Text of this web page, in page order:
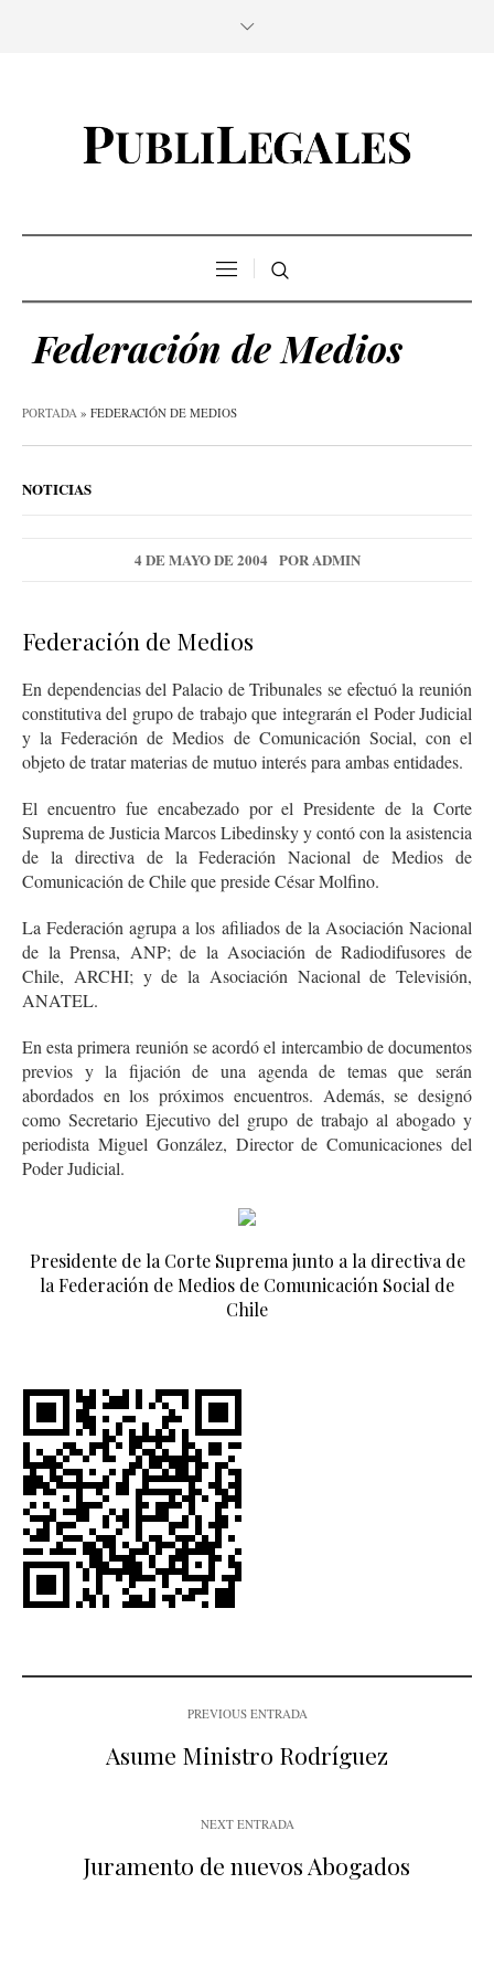
Federación de Medios
PORTADA » FEDERACIÓN DE MEDIOS
NOTICIAS
4 DE MAYO DE 2004 POR ADMIN
Federación de Medios
En dependencias del Palacio de Tribunales se efectuó la reunión
constitutiva del grupo de trabajo que integrarán el Poder Judicial
y la Federación de Medios de Comunicación Social, con el
objeto de tratar materias de mutuo interés para ambas entidades.
El encuentro fue encabezado por el Presidente de la Corte
Suprema de Justicia Marcos Libedinsky y contó con la asistencia
de la directiva de la Federación Nacional de Medios de
Comunicación de Chile que preside César Molfino.
La Federación agrupa a los afiliados de la Asociación Nacional
de la Prensa, ANP; de la Asociación de Radiodifusores de
Chile, ARCHI; y de la Asociación Nacional de Televisión,
ANATEL.
En esta primera reunión se acordó el intercambio de documentos
previos y la fijación de una agenda de temas que serán
abordados en los próximos encuentros. Además, se designó
como Secretario Ejecutivo del grupo de trabajo al abogado y
periodista Miguel González, Director de Comunicaciones del
Poder Judicial.
Presidente de la Corte Suprema junto a la directiva de
la Federación de Medios de Comunicación Social de
Chile
PREVIOUS ENTRADA
Asume Ministro Rodríguez
NEXT ENTRADA
Juramento de nuevos Abogados